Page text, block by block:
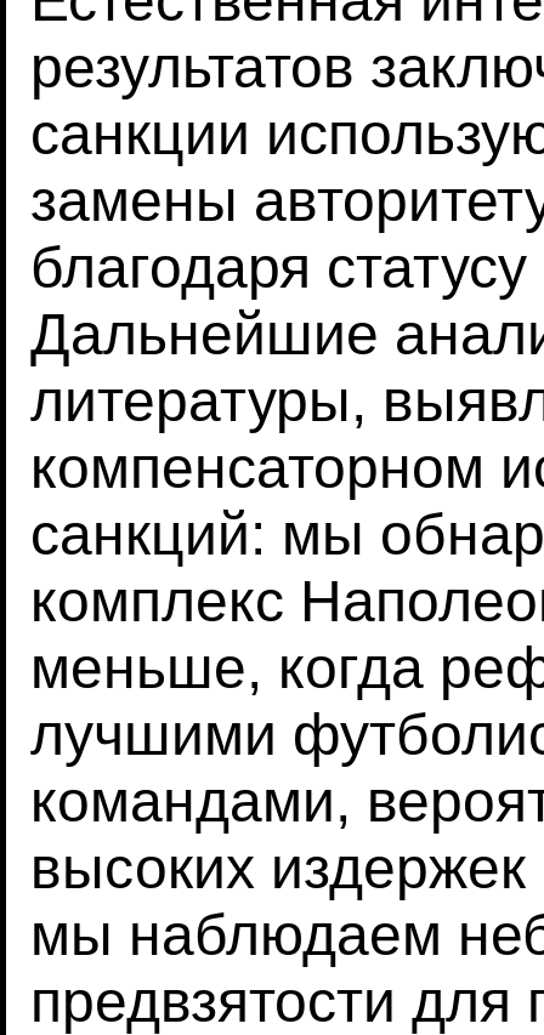
результатов
санкции
замены
благодаря
Дальнейшие
литературы,
компенсаторном
санкций: мы
комплекс
меньше, когда
лучшими
командами,
высоких
мы наблюдаем
предвзятости